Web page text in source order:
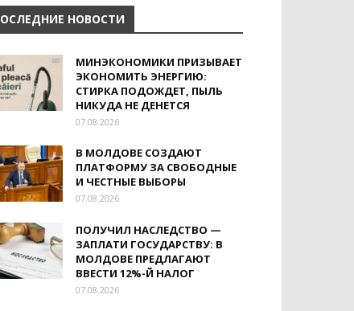
НОВОСТИ
МИНЭКОНОМИКИ ПРИЗЫВАЕТ
ЭКОНОМИТЬ ЭНЕРГИЮ:
СТИРКА ПОДОЖДЕТ, ПЫЛЬ
НИКУДА НЕ ДЕНЕТСЯ
07.08.2026
В МОЛДОВЕ СОЗДАЮТ
ПЛАТФОРМУ ЗА СВОБОДНЫЕ
И ЧЕСТНЫЕ ВЫБОРЫ
07.08.2026
ПОЛУЧИЛ НАСЛЕДСТВО —
ЗАПЛАТИ ГОСУДАРСТВУ: В
МОЛДОВЕ ПРЕДЛАГАЮТ
ВВЕСТИ 12%-Й НАЛОГ
07.08.2026